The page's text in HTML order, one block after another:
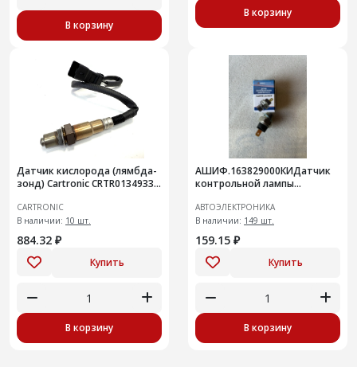
В корзину
В корзину
Датчик кислорода (лямбда-
зонд) Cartronic CRTR0134933
CARTRONIC
В наличии: 10 шт.
884.32 ₽
Купить
В корзину
АШИФ.163829000КИДатчик
контрольной лампы
АВТОЭЛЕКТРОНИКА
В наличии: 149 шт.
159.15 ₽
Купить
В корзину